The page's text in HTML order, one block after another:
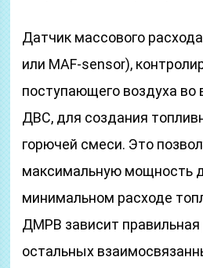
Датчик массового
или MAF-sensor),
поступающего воздуха во
ДВС, для создания
горючей смеси. Это
максимальную мощность
минимальном расходе
ДМРВ зависит правильная
остальных